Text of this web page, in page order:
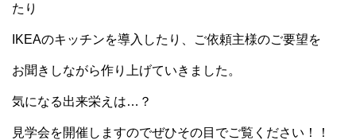
たり
IKEAのキッチンを導入したり、ご依頼主様のご要望を
お聞きしながら作り上げていきました。
気になる出来栄えは…？
見学会を開催しますのでぜひその目でご覧ください！！